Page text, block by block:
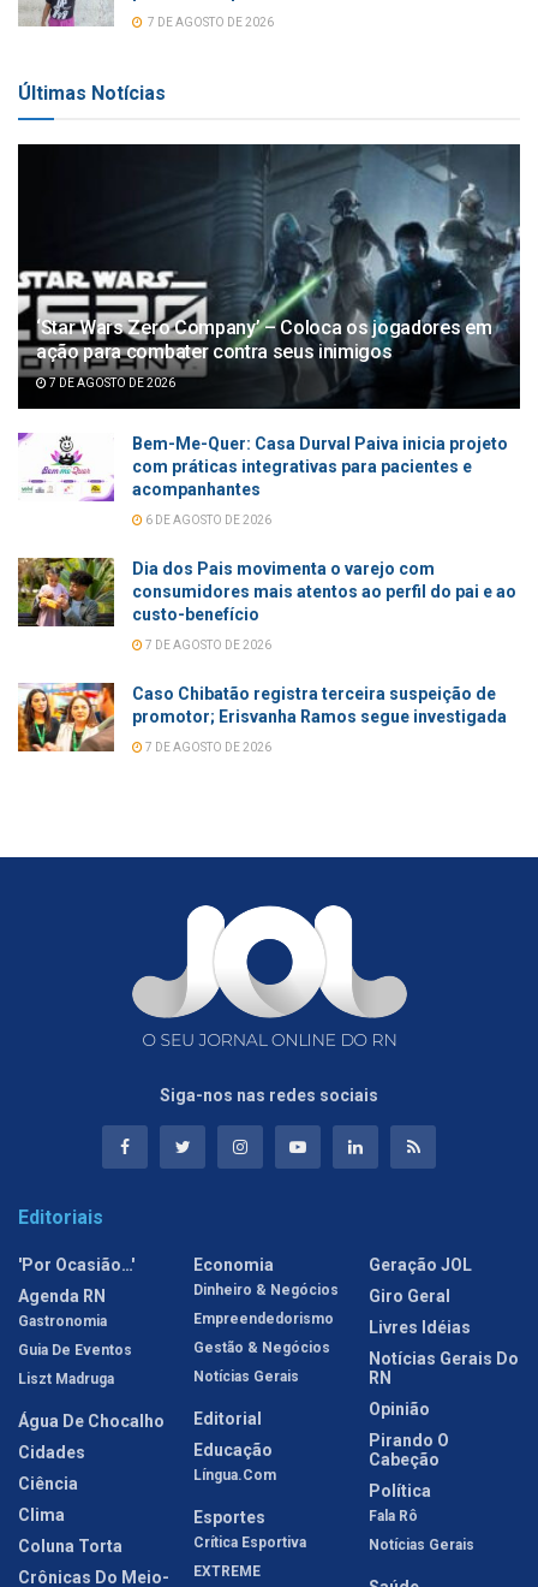
7 DE AGOSTO DE 2026
Últimas Notícias
‘Star Wars Zero Company’ – Coloca os jogadores em
ação para combater contra seus inimigos
7 DE AGOSTO DE 2026
Bem-Me-Quer: Casa Durval Paiva inicia projeto
com práticas integrativas para pacientes e
acompanhantes
6 DE AGOSTO DE 2026
Dia dos Pais movimenta o varejo com
consumidores mais atentos ao perfil do pai e ao
custo-benefício
7 DE AGOSTO DE 2026
Caso Chibatão registra terceira suspeição de
promotor; Erisvanha Ramos segue investigada
7 DE AGOSTO DE 2026
Siga-nos nas redes sociais
Editoriais
'Por Ocasião…'
Agenda RN
Gastronomia
Guia De Eventos
Liszt Madruga
Água De Chocalho
Cidades
Ciência
Clima
Coluna Torta
Crônicas Do Meio-
Economia
Dinheiro & Negócios
Empreendedorismo
Gestão & Negócios
Notícias Gerais
Editorial
Educação
Língua.com
Esportes
Crítica Esportiva
EXTREME
Geração JOL
Giro Geral
Livres Idéias
Notícias Gerais Do
RN
Opinião
Pirando O
Cabeção
Política
Fala Rô
Notícias Gerais